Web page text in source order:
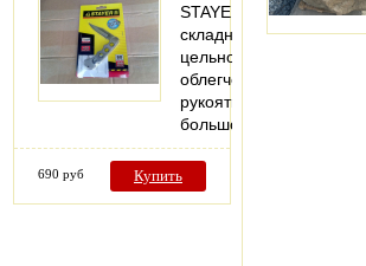
STAYER
складной,
цельнометаллическая
облегченная
рукоятка,
большой
690 руб Купить